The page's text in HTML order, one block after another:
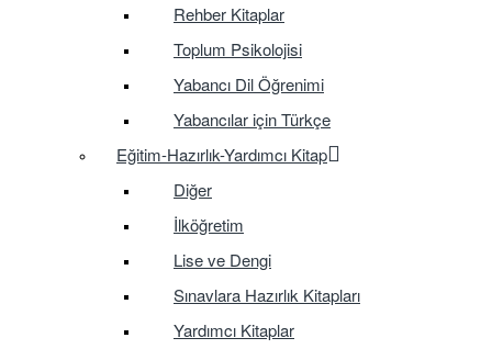
Rehber Kitaplar
Toplum Psikolojisi
Yabancı Dil Öğrenimi
Yabancılar için Türkçe
Eğitim-Hazırlık-Yardımcı Kitap
Diğer
İlköğretim
Lise ve Dengi
Sınavlara Hazırlık Kitapları
Yardımcı Kitaplar